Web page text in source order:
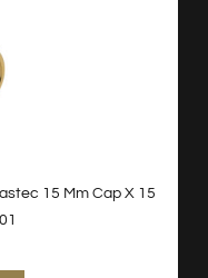
15 Mm Cap X 15